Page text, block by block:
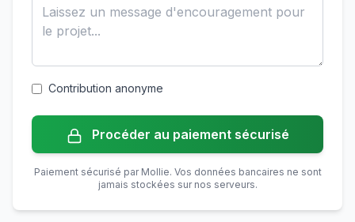
Contribution anonyme
Procéder au paiement sécurisé
Paiement sécurisé par Mollie. Vos données bancaires ne sont
jamais stockées sur nos serveurs.